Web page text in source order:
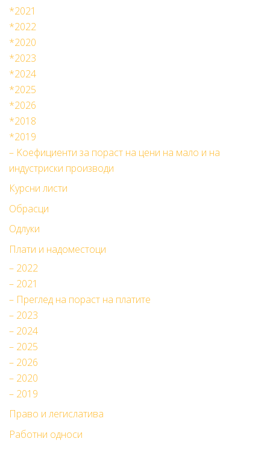
*2021
*2022
*2020
*2023
*2024
*2025
*2026
*2018
*2019
– Kоефициенти за пораст на цени на мало и на
индустриски производи
Курсни листи
Обрасци
Одлуки
Плати и надоместоци
– 2022
– 2021
– Преглед на пораст на платите
– 2023
– 2024
– 2025
– 2026
– 2020
– 2019
Право и легислатива
Работни односи